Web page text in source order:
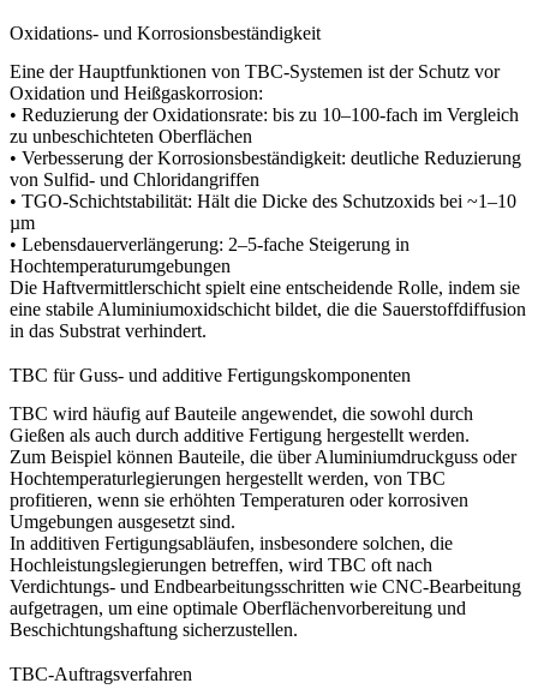
Oxidations- und Korrosionsbeständigkeit
Eine der Hauptfunktionen von TBC-Systemen ist der Schutz vor
Oxidation und Heißgaskorrosion:
• Reduzierung der Oxidationsrate: bis zu 10–100-fach im Vergleich
zu unbeschichteten Oberflächen
• Verbesserung der Korrosionsbeständigkeit: deutliche Reduzierung
von Sulfid- und Chloridangriffen
• TGO-Schichtstabilität: Hält die Dicke des Schutzoxids bei ~1–10
µm
• Lebensdauerverlängerung: 2–5-fache Steigerung in
Hochtemperaturumgebungen
Die Haftvermittlerschicht spielt eine entscheidende Rolle, indem sie
eine stabile Aluminiumoxidschicht bildet, die die Sauerstoffdiffusion
in das Substrat verhindert.
TBC für Guss- und additive Fertigungskomponenten
TBC wird häufig auf Bauteile angewendet, die sowohl durch
Gießen als auch durch additive Fertigung hergestellt werden.
Zum Beispiel können Bauteile, die überAluminiumdruckguss oder
Hochtemperaturlegierungen hergestellt werden, von TBC
profitieren, wenn sie erhöhten Temperaturen oder korrosiven
Umgebungen ausgesetzt sind.
In additiven Fertigungsabläufen, insbesondere solchen, die
Hochleistungslegierungen betreffen, wird TBC oft nach
Verdichtungs- und Endbearbeitungsschritten wie CNC-Bearbeitung
aufgetragen, um eine optimale Oberflächenvorbereitung und
Beschichtungshaftung sicherzustellen.
TBC-Auftragsverfahren